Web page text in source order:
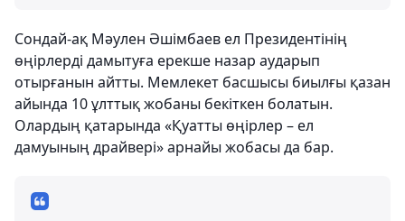
Сондай-ақ Мәулен Әшімбаев ел Президентінің
өңірлерді дамытуға ерекше назар аударып
отырғанын айтты. Мемлекет басшысы биылғы қазан
айында 10 ұлттық жобаны бекіткен болатын.
Олардың қатарында «Қуатты өңірлер – ел
дамуының драйвері» арнайы жобасы да бар.